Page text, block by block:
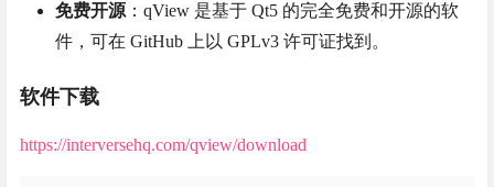
免费开源 ：qView 是基于 Qt5 的完全免费和开源的软
件，可在 GitHub 上以 GPLv3 许可证找到。
软件下载
https://interversehq.com/qview/download